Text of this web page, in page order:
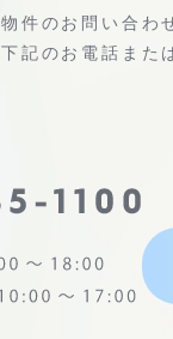
物件のお問い合わ
下記のお電話また